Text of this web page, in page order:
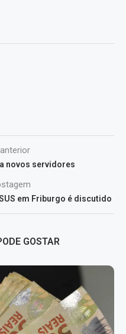
novos servidores
em Friburgo é discutido
GOSTAR